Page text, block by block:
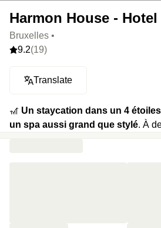
Harmon House - Hotel
Bruxelles •
9.2(19)
Translate
🎢 Un staycation dans un 4
un spa aussi grand que stylé. À